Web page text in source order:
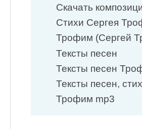
Скачать
Стихи Сергея
Трофим (Сергей
Тексты песен
Тексты песен
Тексты песен,
Трофим mp3